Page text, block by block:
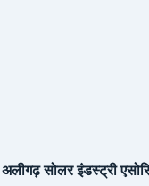
अलीगढ़ सोलर इंडस्ट्री